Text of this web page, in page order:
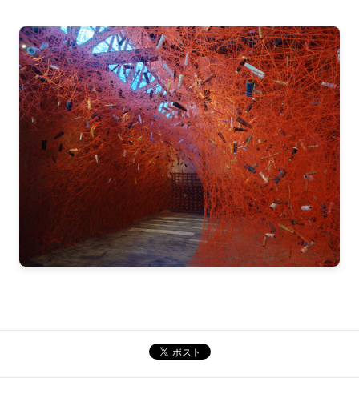
2024-07（1）
2024-06（2）
2024-05（2）
2024-04（1）
2024-03（1）
2024-02（2）
2024-01（2）